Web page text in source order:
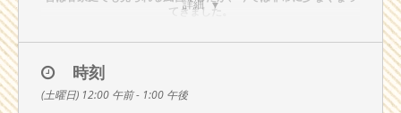
詳細
てきました。
おります。
鬼退治の豆まきは、ご来場のお客様とみはらしファームから邪気
を追い払い災いの無い年にするため、全員で盛大におこないま
時刻
(土曜日) 12:00 午前 - 1:00 午後